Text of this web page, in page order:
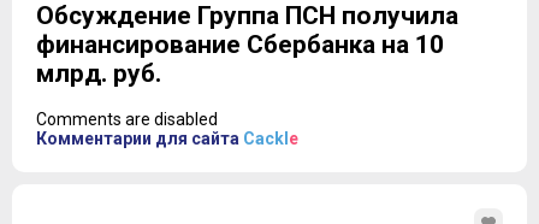
Обсуждение Группа ПСН получила
финансирование Сбербанка на 10
млрд. руб.
Comments are disabled
Комментарии для сайта Cackl e